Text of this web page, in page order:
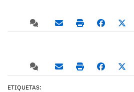
ETIQUETAS: